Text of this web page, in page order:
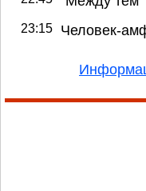
23:15 Человек-